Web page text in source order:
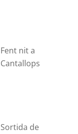
Fent nit a
Cantallops
Sortida de